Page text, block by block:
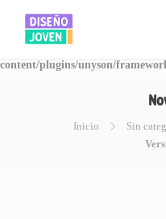
Warning: Invalid argument
/www/disegnojoven.com.ar/
content/plugins/unyson/
Inicio Sin